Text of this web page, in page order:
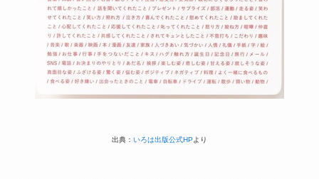
出典： いろは出版公式HP より